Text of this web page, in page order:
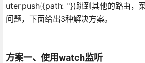
uter.push({path: ''})跳到其他的路由，
问题，下面给出3种解决方案。
方案一、使用watch监听